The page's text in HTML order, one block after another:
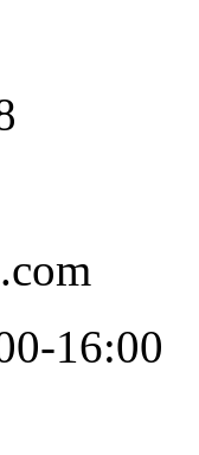
16:00